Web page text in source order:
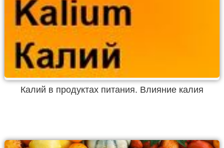
Калий в продуктах питания. Влияние калия